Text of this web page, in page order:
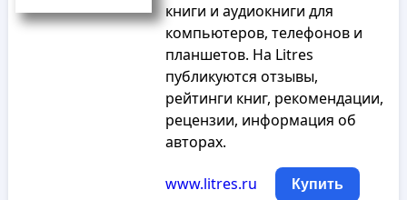
книги и аудиокниги для
компьютеров, телефонов и
планшетов. На Litres
публикуются отзывы,
рейтинги книг, рекомендации,
рецензии, информация об
авторах.
www.litres.ru Купить